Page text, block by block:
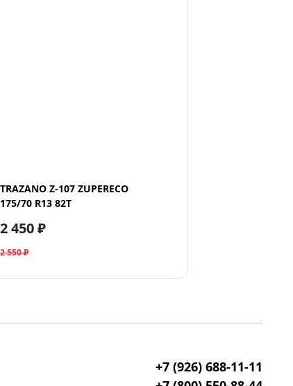
TRAZANO Z-107 ZUPERECO
175/70 R13 82T
2 450 ₽
2 550 ₽
+7 (926) 688-11-11